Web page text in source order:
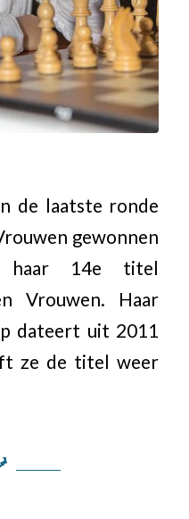
de laatste ronde
gewonnen
haar 14e titel
Vrouwen. Haar
dateert uit 2011
ze de titel weer